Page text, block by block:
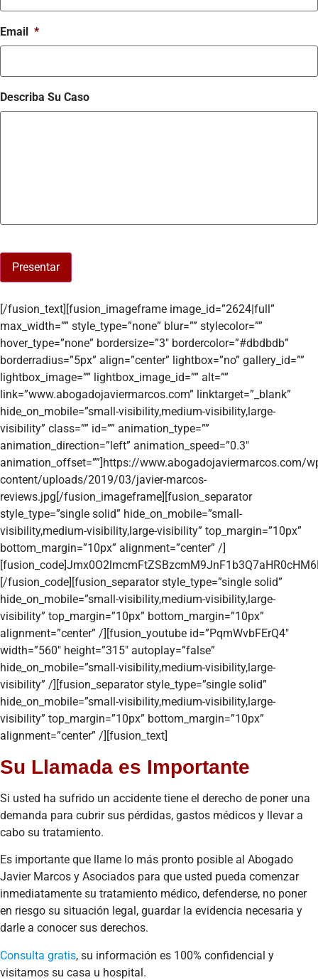
Email *
Describa Su Caso
Presentar
[/fusion_text][fusion_imageframe image_id=”2624|full”
max_width=”” style_type=”none” blur=”” stylecolor=””
hover_type=”none” bordersize=”3″ bordercolor=”#dbdbdb”
borderradius=”5px” align=”center” lightbox=”no” gallery_id=””
lightbox_image=”” lightbox_image_id=”” alt=””
link=”www.abogadojaviermarcos.com” linktarget=”_blank”
hide_on_mobile=”small-visibility,medium-visibility,large-
visibility” class=”” id=”” animation_type=””
animation_direction=”left” animation_speed=”0.3″
animation_offset=””]https://www.abogadojaviermarcos.com/
content/uploads/2019/03/javier-marcos-
reviews.jpg[/fusion_imageframe][fusion_separator
style_type=”single solid” hide_on_mobile=”small-
visibility,medium-visibility,large-visibility” top_margin=”10px”
bottom_margin=”10px” alignment=”center” /]
[/fusion_code][fusion_separator style_type=”single solid”
hide_on_mobile=”small-visibility,medium-visibility,large-
visibility” top_margin=”10px” bottom_margin=”10px”
alignment=”center” /][fusion_youtube id=”PqmWvbFErQ4″
width=”560″ height=”315″ autoplay=”false”
hide_on_mobile=”small-visibility,medium-visibility,large-
visibility” /][fusion_separator style_type=”single solid”
hide_on_mobile=”small-visibility,medium-visibility,large-
visibility” top_margin=”10px” bottom_margin=”10px”
alignment=”center” /][fusion_text]
Su Llamada es Importante
Si usted ha sufrido un accidente tiene el derecho de poner una
demanda para cubrir sus pérdidas, gastos médicos y llevar a
cabo su tratamiento.
Es importante que llame lo más pronto posible al Abogado
Javier Marcos y Asociados para que usted pueda comenzar
inmediatamente su tratamiento médico, defenderse, no poner
en riesgo su situación legal, guardar la evidencia necesaria y
darle a conocer sus derechos.
Consulta gratis, su información es 100% confidencial y
visitamos su casa u hospital.